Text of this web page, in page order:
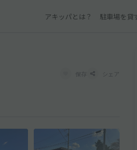
アキッパとは？ 駐車場を貸
保存 シェア